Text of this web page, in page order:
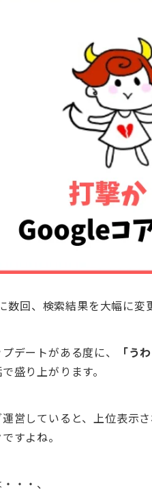
数回、検索結果を大幅に変
デートがある度に、 「う
盛り上がります。
営していると、上位表示
すよね。
・・、